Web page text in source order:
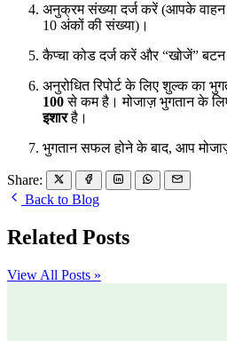
अनुक्रम संख्या दर्ज करें (आपके वाहन
10 अंकों की संख्या)।
कैप्चा कोड दर्ज करें और “खोजें”
अनुरोधित रिपोर्ट के लिए शुल्क का
100से कम है। मोजाज़ भुगतान के
इशारहै।
भुगतान सफल होने के बाद, आप
Share:
Back to Blog
Related Posts
View All Posts »